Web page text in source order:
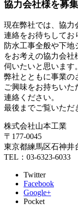
協力会社様を募
現在弊社では、協力
連絡をお待ちしてお
防水工事全般や下
をお考えの協力会社
伺いたいと思います。
弊社とともに事業の
ご興味をお持ちいた
連絡ください。
最後までご覧いただ
株式会社山本工業
〒177-0045
東京都練馬区石神井
TEL：03-6323-6033
Twitter
Facebook
Google+
Pocket